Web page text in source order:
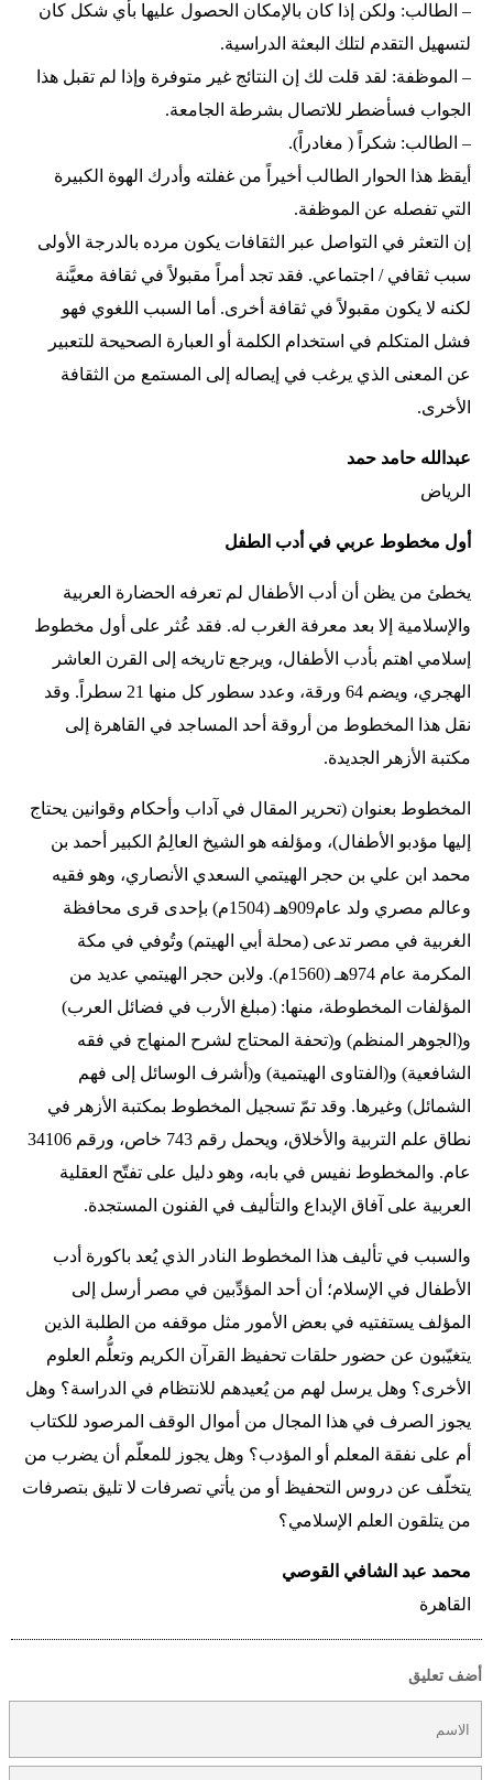
– الطالب: ولكن إذا كان بالإمكان الحصول عليها بأي شكل كان
لتسهيل التقدم لتلك البعثة الدراسية.
– الموظفة: لقد قلت لك إن النتائج غير متوفرة وإذا لم تقبل هذا
الجواب فسأضطر للاتصال بشرطة الجامعة.
– الطالب: شكراً ( مغادراً).
أيقظ هذا الحوار الطالب أخيراً من غفلته وأدرك الهوة الكبيرة
التي تفصله عن الموظفة.
إن التعثر في التواصل عبر الثقافات يكون مرده بالدرجة الأولى
سبب ثقافي / اجتماعي. فقد تجد أمراً مقبولاً في ثقافة معيَّنة
لكنه لا يكون مقبولاً في ثقافة أخرى. أما السبب اللغوي فهو
فشل المتكلم في استخدام الكلمة أو العبارة الصحيحة للتعبير
عن المعنى الذي يرغب في إيصاله إلى المستمع من الثقافة
الأخرى.
عبدالله حامد حمد
الرياض
أول مخطوط عربي في أدب الطفل
يخطئ من يظن أن أدب الأطفال لم تعرفه الحضارة العربية
والإسلامية إلا بعد معرفة الغرب له. فقد عُثر على أول مخطوط
إسلامي اهتم بأدب الأطفال، ويرجع تاريخه إلى القرن العاشر
الهجري، ويضم 64 ورقة، وعدد سطور كل منها 21 سطراً. وقد
نقل هذا المخطوط من أروقة أحد المساجد في القاهرة إلى
مكتبة الأزهر الجديدة.
المخطوط بعنوان (تحرير المقال في آداب وأحكام وقوانين يحتاج
إليها مؤدبو الأطفال)، ومؤلفه هو الشيخ العالِمُ الكبير أحمد بن
محمد ابن علي بن حجر الهيتمي السعدي الأنصاري، وهو فقيه
وعالم مصري ولد عام909هـ (1504م) بإحدى قرى محافظة
الغربية في مصر تدعى (محلة أبي الهيتم) وتُوفي في مكة
المكرمة عام 974هـ (1560م). ولابن حجر الهيتمي عديد من
المؤلفات المخطوطة، منها: (مبلغ الأرب في فضائل العرب)
و(الجوهر المنظم) و(تحفة المحتاج لشرح المنهاج في فقه
الشافعية) و(الفتاوى الهيتمية) و(أشرف الوسائل إلى فهم
الشمائل) وغيرها. وقد تمّ تسجيل المخطوط بمكتبة الأزهر في
نطاق علم التربية والأخلاق، ويحمل رقم 743 خاص، ورقم 34106
عام. والمخطوط نفيس في بابه، وهو دليل على تفتّح العقلية
العربية على آفاق الإبداع والتأليف في الفنون المستجدة.
والسبب في تأليف هذا المخطوط النادر الذي يُعد باكورة أدب
الأطفال في الإسلام؛ أن أحد المؤدِّبين في مصر أرسل إلى
المؤلف يستفتيه في بعض الأمور مثل موقفه من الطلبة الذين
يتغيّبون عن حضور حلقات تحفيظ القرآن الكريم وتعلُّم العلوم
الأخرى؟ وهل يرسل لهم من يُعيدهم للانتظام في الدراسة؟ وهل
يجوز الصرف في هذا المجال من أموال الوقف المرصود للكتاب
أم على نفقة المعلم أو المؤدب؟ وهل يجوز للمعلّم أن يضرب من
يتخلّف عن دروس التحفيظ أو من يأتي تصرفات لا تليق بتصرفات
من يتلقون العلم الإسلامي؟
محمد عبد الشافي القوصي
القاهرة
أضف تعليق